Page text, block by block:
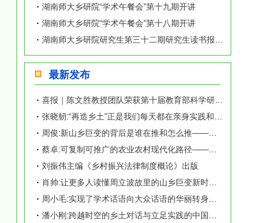
湖南师大乡研院“学术午餐会”第十九期开讲
湖南师大乡研院“学术午餐会”第十八期开讲
最新发布
喜报｜陈文胜教授团队荣获第十届教育部科学研究优秀成果奖（人文社会科学）
周俊:新山乡巨变的背后是谁在推和怎么推——《再造乡土:历史坐标地的新山乡巨变》新书发
蔡卓:可复制可推广的农业农村现代化路径——《再造乡土:历史坐标地的新山乡巨变》新书发
刘振伟主编《乡村振兴法律制度概论》出版
肖帅:让更多人读懂周立波故里的山乡巨变新时代故事——《再造乡土:历史坐标地的新山乡巨
周小毛:实现了学术话语向大众话语的华丽转身——《再造乡土:历史坐标地的新山乡巨变》新